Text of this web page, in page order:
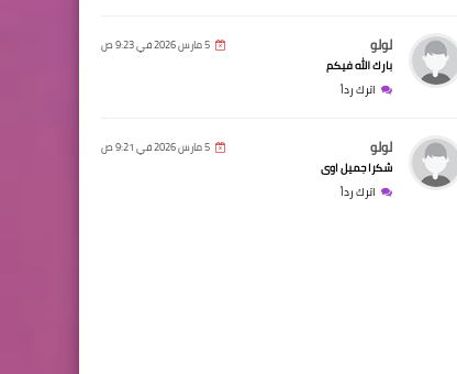
لولو 5 مارس 2026 في 9:23 ص
بارك الله فيكم
اترك رداً
لولو 5 مارس 2026 في 9:21 ص
شكرا جميل اوى
اترك رداً